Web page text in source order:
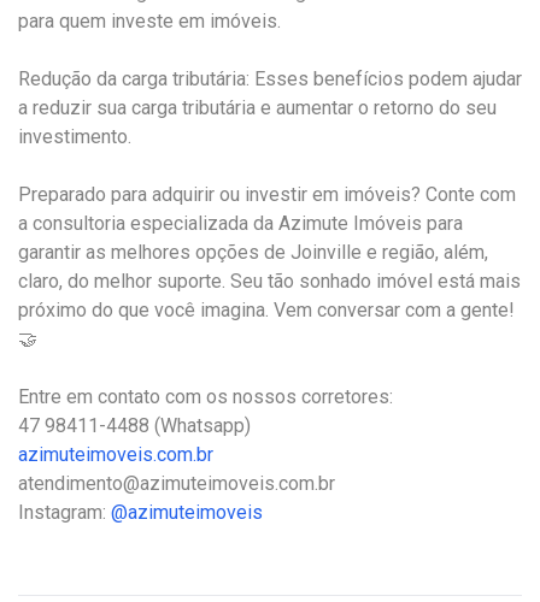
para quem investe em imóveis.
Redução da carga tributária: Esses benefícios podem ajudar
a reduzir sua carga tributária e aumentar o retorno do seu
investimento.
Preparado para adquirir ou investir em imóveis? Conte com
a consultoria especializada da Azimute Imóveis para
garantir as melhores opções de Joinville e região, além,
claro, do melhor suporte. Seu tão sonhado imóvel está mais
próximo do que você imagina. Vem conversar com a gente!
🤝
Entre em contato com os nossos corretores:⠀⠀⠀
47 98411-4488 (Whatsapp)⠀
azimuteimoveis.com.br
atendimento@azimuteimoveis.com.br⠀
Instagram: @azimuteimoveis